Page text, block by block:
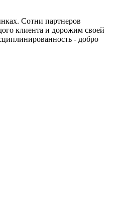
Сотни партнеров
клиента и дорожим своей
- добро